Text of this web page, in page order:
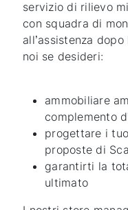
servizio di rilievo
con squadra di
all’assistenza
noi se desideri:
ammobiliare
complemento
progettare i
proposte di
garantirti la
ultimato